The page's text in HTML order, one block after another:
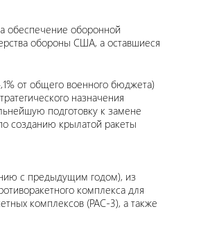
обеспечение оборонной
обороны США, а оставшиеся
от общего военного бюджета)
назначения
подготовку к замене
созданию крылатой ракеты
с предыдущим годом), из
комплекса для
комплексов (PAC-3), а также